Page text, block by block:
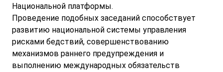
Национальной платформы.
Проведение подобных заседаний способствует
развитию национальной системы управления
рисками бедствий, совершенствованию
механизмов раннего предупреждения и
выполнению международных обязательств